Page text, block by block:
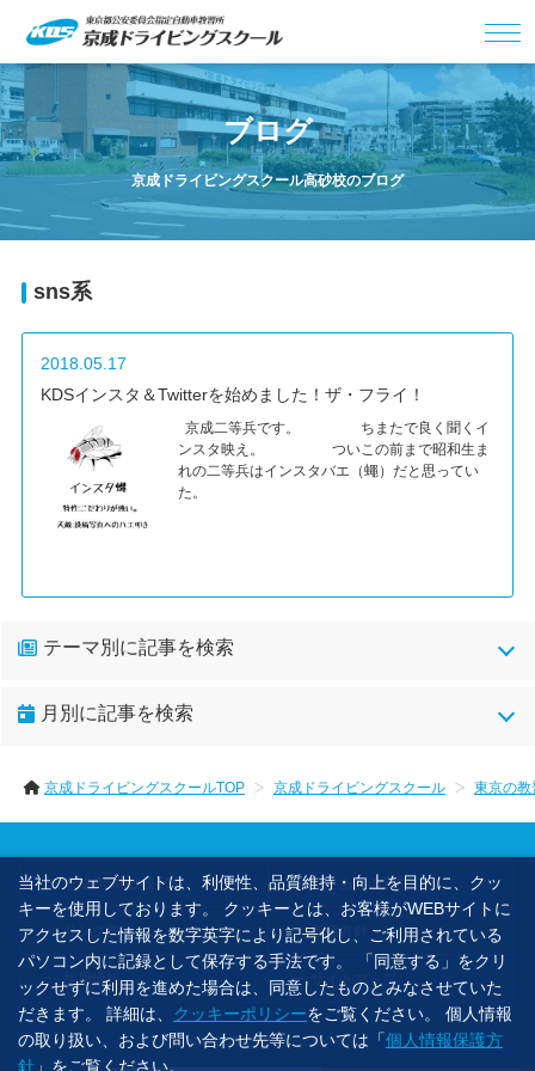
ブログ
京成ドライビングスクール高砂校のブログ
sns系
2018.05.17
KDSインスタ＆Twitterを始めました！ザ・フライ！
京成二等兵です。 ちまたで良く聞くイ
ンスタ映え。 ついこの前まで昭和生ま
れの二等兵はインスタバエ（蠅）だと思ってい
た。
テーマ別に記事を検索
kdsイベント(148)
お客様の声(6) お知らせ(1) お見舞い(2)
ここだけの話ですが。 森山ひろみ 第4作品(91)
コミュニケーションボックス(3) シマウマぶらり旅(9)
しまうま坂道の旅(2) しまうま心理学(39)
シマウマ珈琲(12) しまうま軍曹(208)
月別に記事を検索
京成ドライビングスクールTOP 京成ドライビングスクール 東京の教
京成DS高砂校TOP よくあるご質問
リンク集 各種方針
採用情報 サイトマップ
©2023 京成ドライビングスクール.
当社のウェブサイトは、利便性、品質維持・向上を目的に、クッ
キーを使用しております。 クッキーとは、お客様がWEBサイトに
アクセスした情報を数字英字により記号化し、ご利用されている
パソコン内に記録として保存する手法です。 「同意する」をクリ
ックせずに利用を進めた場合は、同意したものとみなさせていた
だきます。 詳細は、
クッキーポリシーをご覧ください。 個人情報
の取り扱い、および問い合わせ先等については「個人情報保護方
針 」をご覧ください。